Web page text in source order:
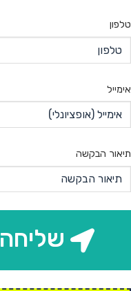
טלפון
אימייל
תיאור הבקשה
שליחה